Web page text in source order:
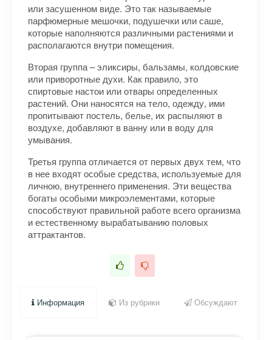
или засушенном виде. Это так называемые
парфюмерные мешочки, подушечки или саше,
которые наполняются различными растениями и
располагаются внутри помещения.
Вторая группа – эликсиры, бальзамы, колдовские
или приворотные духи. Как правило, это
спиртовые настои или отвары определенных
растений. Они наносятся на тело, одежду, ими
пропитывают постель, бе­лье, их распыляют в
воздухе, добавляют в ванну или в воду для
умывания.
Третья группа отличается от первых двух тем, что
в нее входят особые средства, используемые для
личною, внутреннего применения. Эти вещества
богаты особыми микроэлементами, которые
способствуют правильной работе всего организма
и естественному вырабатыванию половых
аттрактантов.
Информация Из рубрики Обсуждают